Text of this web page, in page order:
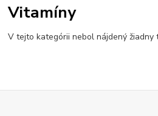
Vitamíny
V tejto kategórii nebol nájdený žiadny